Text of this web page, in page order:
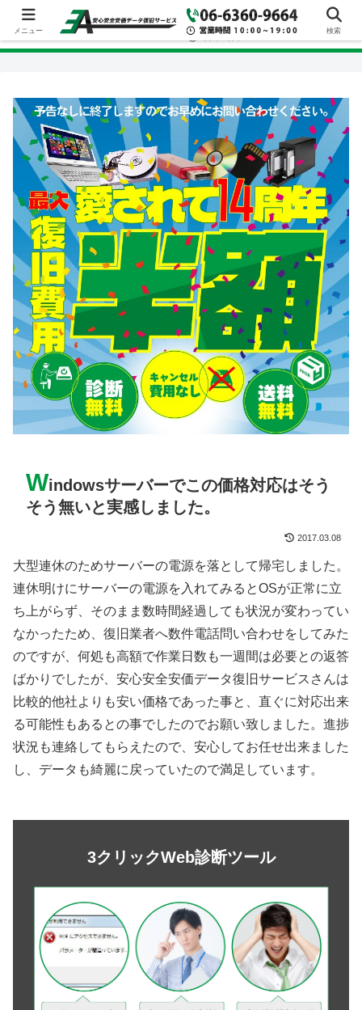
Windowsサーバーでこの価格対応はそう
そう無いと実感しました。
2017.03.08
大型連休のためサーバーの電源を落として帰宅しました。
連休明けにサーバーの電源を入れてみるとOSが正常に立
ち上がらず、そのまま数時間経過しても状況が変わってい
なかったため、復旧業者へ数件電話問い合わせをしてみた
のですが、何処も高額で作業日数も一週間は必要との返答
ばかりでしたが、安心安全安価データ復旧サービスさんは
比較的他社よりも安い価格であった事と、直ぐに対応出来
る可能性もあるとの事でしたのでお願い致しました。進捗
状況も連絡してもらえたので、安心してお任せ出来ました
し、データも綺麗に戻っていたので満足しています。
3クリックWeb診断ツール
メニュー 検索